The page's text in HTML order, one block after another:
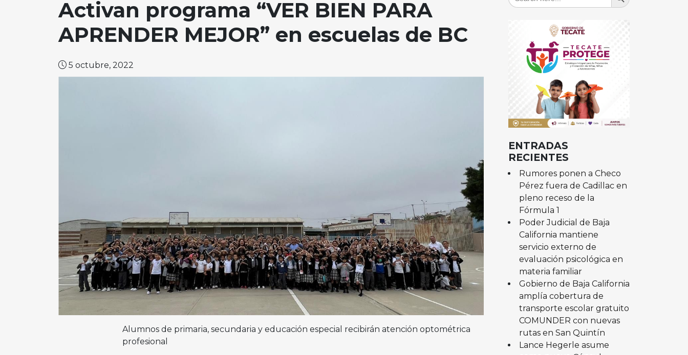
Activan programa “VER BIEN PARA
APRENDER MEJOR” en escuelas de BC
5 octubre, 2022
Alumnos de primaria, secundaria y educación especial recibirán atención optométrica
profesional
ENTRADAS
RECIENTES
Rumores ponen a Checo
Pérez fuera de Cadillac en
pleno receso de la
Fórmula 1
Poder Judicial de Baja
California mantiene
servicio externo de
evaluación psicológica en
materia familiar
Gobierno de Baja California
amplía cobertura de
transporte escolar gratuito
COMUNDER con nuevas
rutas en San Quintín
Lance Hegerle asume